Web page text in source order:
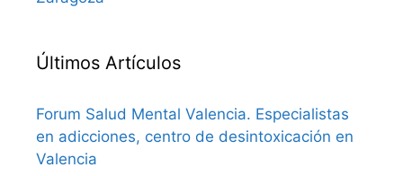
Últimos Artículos
Forum Salud Mental Valencia. Especialistas
en adicciones, centro de desintoxicación en
Valencia